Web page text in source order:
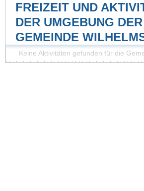
FREIZEIT UND
DER UMGEBUNG DER
GEMEINDE
Keine Aktivitäten gefunden für die